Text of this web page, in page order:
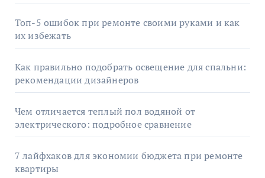
Топ-5 ошибок при ремонте своими руками и как
их избежать
Как правильно подобрать освещение для спальни:
рекомендации дизайнеров
Чем отличается теплый пол водяной от
электрического: подробное сравнение
7 лайфхаков для экономии бюджета при ремонте
квартиры